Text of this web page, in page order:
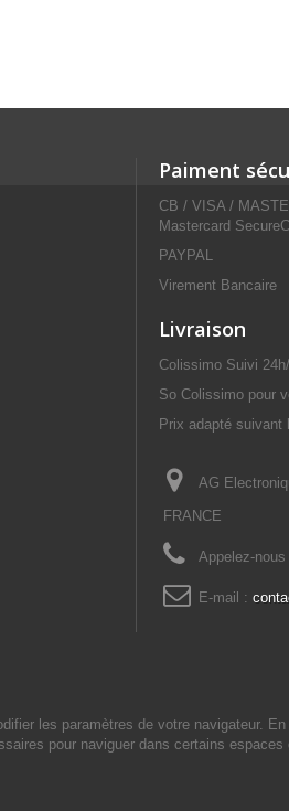
Paiment
CB / VISA /
Mastercard
PAYPAL
Virement Bancaire
Livraison
Colissimo Suivi
So Colissimo pour
Prix adapté suivant
AG
FRANCE
Appelez-nous
E-mail :
les paramètres de votre navigateur.
pour naviguer dans certains espaces